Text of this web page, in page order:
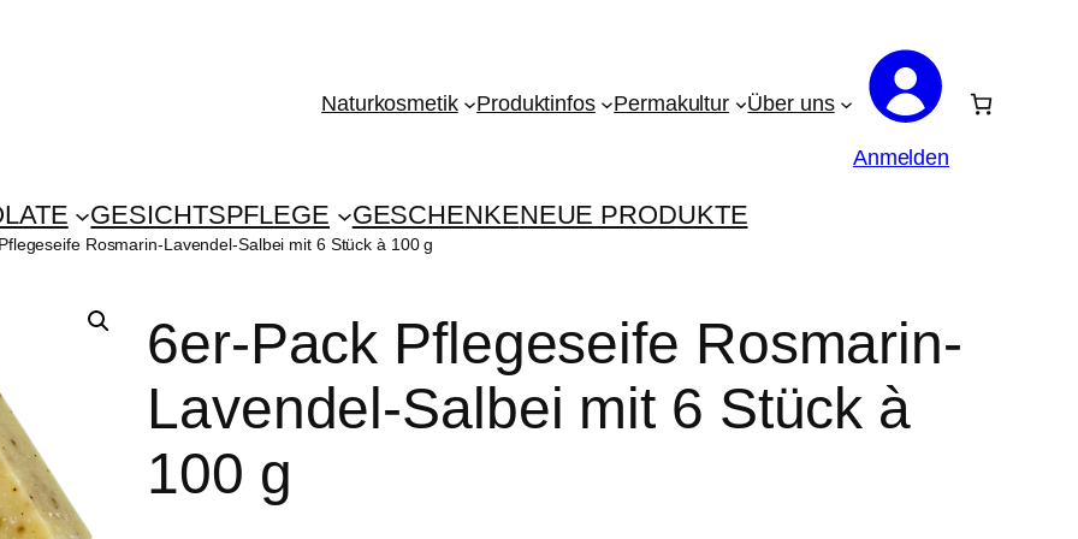
Naturkosmetik Produktinfos Permakultur Über uns
Anmelden
GESICHTSPFLEGE GESCHENKENEUE PRODUKTE
Rosmarin-Lavendel-Salbei mit 6 Stück à 100 g
6er-Pack Pflegeseife Rosmarin-
Lavendel-Salbei mit 6 Stück à
100 g